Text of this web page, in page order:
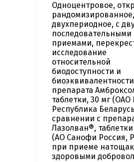
Одноцентровое,
рандомизированное,
двухпериодное, с
последовательными
приемами,
исследование
относительной
биодоступности и
биоэквивалентности
препарата
таблетки, 30 мг
Республика
сравнении с
Лазолван®,
(АО Санофи Россия,
при приеме натощак
здоровыми